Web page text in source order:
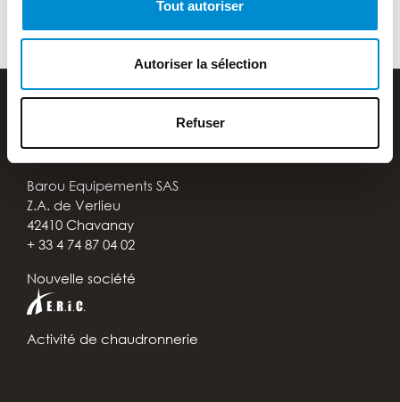
Tout autoriser
Autoriser la sélection
Refuser
Barou Equipements SAS
Z.A. de Verlieu
42410 Chavanay
+ 33 4 74 87 04 02
Nouvelle société
Activité de chaudronnerie